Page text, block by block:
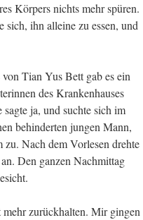
Körpers nichts mehr spüren.
sich, ihn alleine zu essen, und
Tian Yus Bett gab es ein
des Krankenhauses
ja, und suchte sich im
behinderten jungen Mann,
Nach dem Vorlesen drehte
Den ganzen Nachmittag
zurückhalten. Mir gingen